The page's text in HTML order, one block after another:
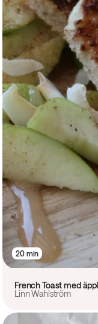
20 min
French Toast med
Linn Wahlström